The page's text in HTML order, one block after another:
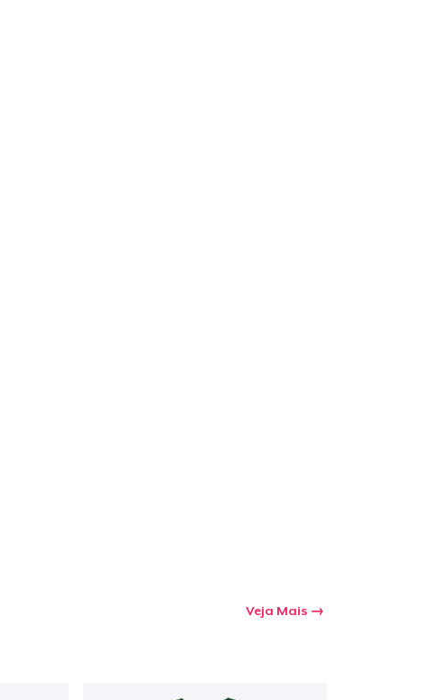
Veja Mais